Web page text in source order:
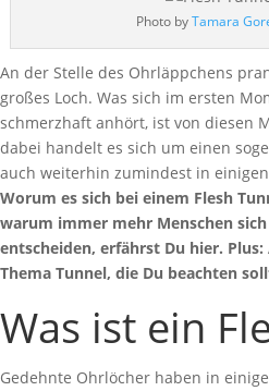
Photo byTamara
An der Stelle des Ohrläppchens
großes Loch. Was sich im ersten
schmerzhaft anhört, ist von diesen
dabei handelt es sich um einen
auch weiterhin zumindest in
Worum es sich bei einem Flesh
warum immer mehr Menschen
entscheiden, erfährst Du hier. Plus:
Thema Tunnel, die Du beachten
Was ist ein
Gedehnte Ohrlöcher haben in